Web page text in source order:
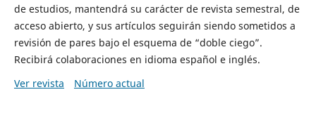
de estudios, mantendrá su carácter de revista semestral, de
acceso abierto, y sus artículos seguirán siendo sometidos a
revisión de pares bajo el esquema de “doble ciego”.
Recibirá colaboraciones en idioma español e inglés.
Ver revista
Número actual